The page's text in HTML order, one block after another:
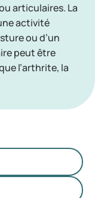
articulaires. La
activité
ou d’un
peut être
l’arthrite, la